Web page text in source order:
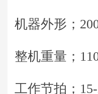
机器外形；
整机重量；
工作节拍；